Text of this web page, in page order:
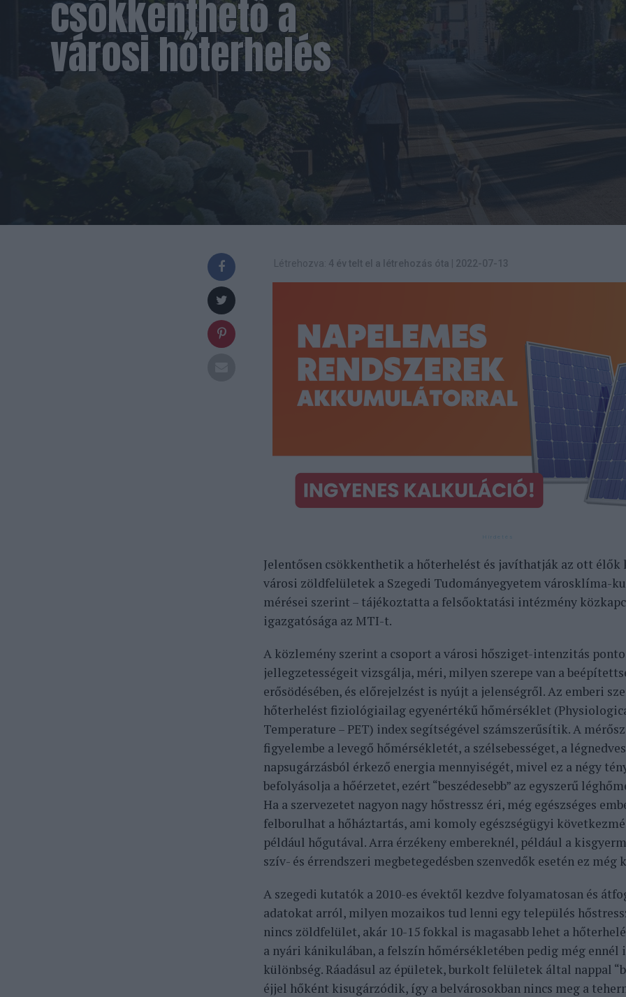
csökkenthető a
városi hőterhelés
Létrehozva: 4 év telt el a létrehozás óta 2022-07-13
Jelentősen csökkenthetik a hőterhelést és javíthatják az ott
városi zöldfelületek a Szegedi Tudományegyetem városklíma-
mérései szerint – tájékoztatta a felsőoktatási intézmény
igazgatósága az MTI-t.
A közlemény szerint a csoport a városi hősziget-intenzitás
jellegzetességeit vizsgálja, méri, milyen szerepe van a
erősödésében, és előrejelzést is nyújt a jelenségről. Az emberi
hőterhelést fiziológiailag egyenértékű hőmérséklet
Temperature – PET) index segítségével számszerűsítik. A
figyelembe a levegő hőmérsékletét, a szélsebességet, a
napsugárzásból érkező energia mennyiségét, mivel ez a négy
befolyásolja a hőérzetet, ezért “beszédesebb” az egyszerű
Ha a szervezetet nagyon nagy hőstressz éri, még egészséges
felborulhat a hőháztartás, ami komoly egészségügyi
például hőgutával. Arra érzékeny embereknél, például a
szív- és érrendszeri megbetegedésben szenvedők esetén ez még
A szegedi kutatók a 2010-es évektől kezdve folyamatosan és
adatokat arról, milyen mozaikos tud lenni egy település
nincs zöldfelület, akár 10-15 fokkal is magasabb lehet a
a nyári kánikulában, a felszín hőmérsékletében pedig még ennél
különbség. Ráadásul az épületek, burkolt felületek által nappal
éjjel hőként kisugárzódik, így a belvárosokban nincs meg a